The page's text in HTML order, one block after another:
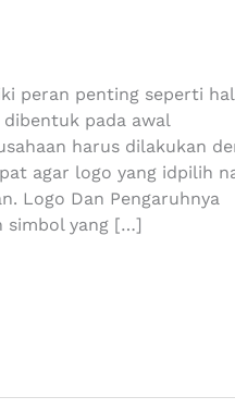
peran penting seperti
pada awal
harus dilakukan
agar logo yang idpilih
Logo Dan Pengaruhnya
simbol yang […]